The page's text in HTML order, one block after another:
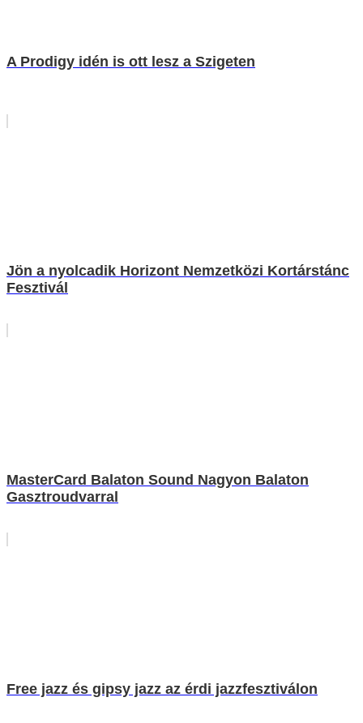
A Prodigy idén is ott lesz a Szigeten
Jön a nyolcadik Horizont Nemzetközi Kortárstánc
Fesztivál
MasterCard Balaton Sound Nagyon Balaton
Gasztroudvarral
Free jazz és gipsy jazz az érdi jazzfesztiválon